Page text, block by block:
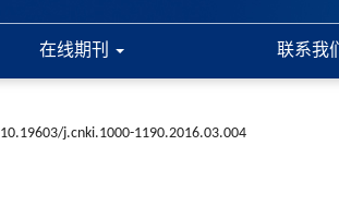
在线期刊 联系我们
10.19603/j.cnki.1000-1190.2016.03.004